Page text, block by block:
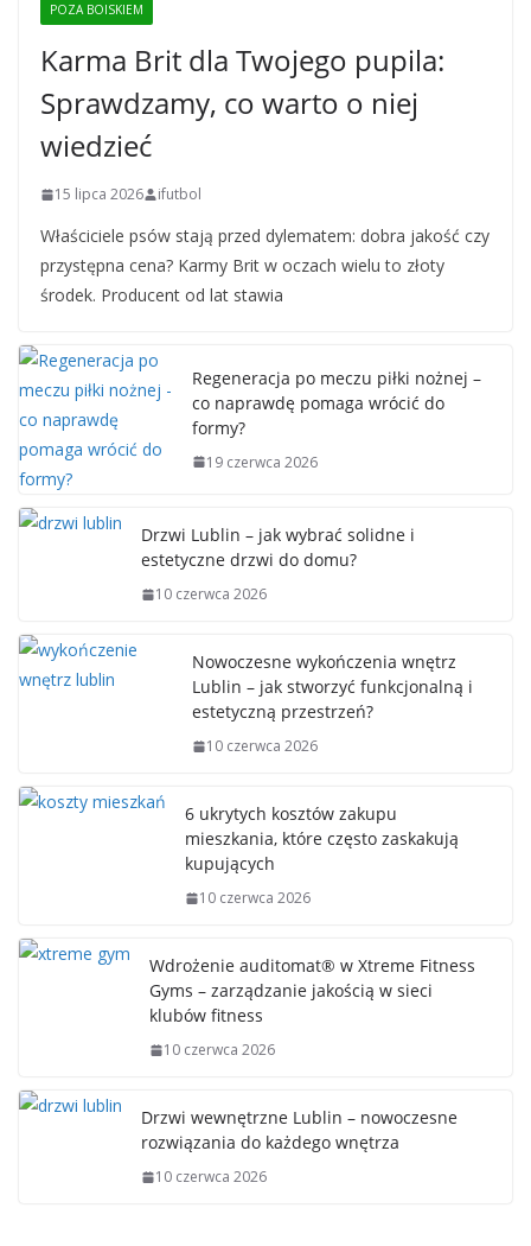
POZA BOISKIEM
Karma Brit dla Twojego pupila:
Sprawdzamy, co warto o niej
wiedzieć
15 lipca 2026 ifutbol
Właściciele psów stają przed dylematem: dobra jakość czy
przystępna cena? Karmy Brit w oczach wielu to złoty
środek. Producent od lat stawia
Regeneracja po meczu piłki nożnej –
co naprawdę pomaga wrócić do
formy?
19 czerwca 2026
Drzwi Lublin – jak wybrać solidne i
estetyczne drzwi do domu?
10 czerwca 2026
Nowoczesne wykończenia wnętrz
Lublin – jak stworzyć funkcjonalną i
estetyczną przestrzeń?
10 czerwca 2026
6 ukrytych kosztów zakupu
mieszkania, które często zaskakują
kupujących
10 czerwca 2026
Wdrożenie auditomat® w Xtreme Fitness
Gyms – zarządzanie jakością w sieci
klubów fitness
10 czerwca 2026
Drzwi wewnętrzne Lublin – nowoczesne
rozwiązania do każdego wnętrza
10 czerwca 2026